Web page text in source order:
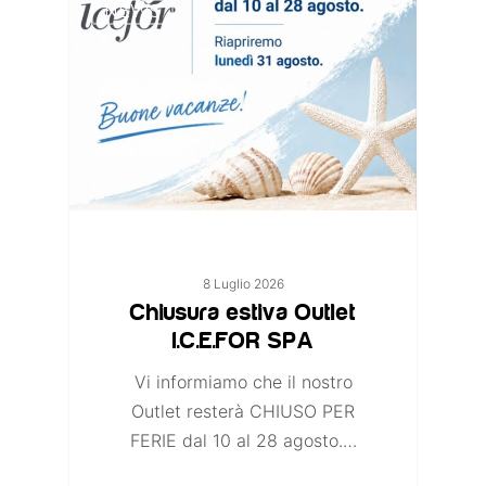
NEWS
8 Luglio 2026
Chiusura estiva Outlet
I.C.E.FOR SPA
Vi informiamo che il nostro
Outlet resterà CHIUSO PER
FERIE dal 10 al 28 agosto.…